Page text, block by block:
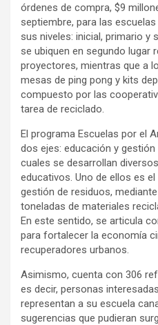
órdenes de compra, $9
septiembre, para las
sus niveles: inicial, primario y
se ubiquen en segundo lugar
proyectores, mientras que a
mesas de ping pong y kits
compuesto por las
tarea de reciclado.
El programa Escuelas por el
dos ejes: educación y
cuales se desarrollan
educativos. Uno de ellos es el
gestión de residuos,
toneladas de materiales
En este sentido, se articula
para fortalecer la economía
recuperadores urbanos.
Asimismo, cuenta con 306
es decir, personas
representan a su escuela
sugerencias que pudieran